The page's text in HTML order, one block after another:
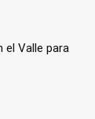
el Valle para